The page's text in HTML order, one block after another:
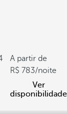
A partir de
783/noite
Ver
disponibilidade